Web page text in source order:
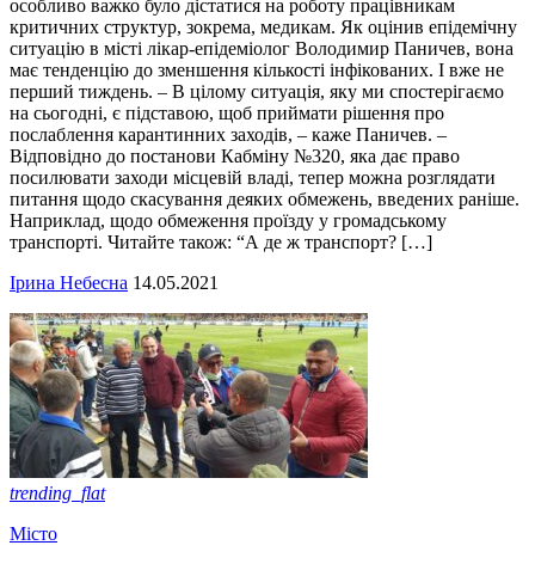
особливо важко було дістатися на роботу працівникам
критичних структур, зокрема, медикам. Як оцінив епідемічну
ситуацію в місті лікар-епідеміолог Володимир Паничев, вона
має тенденцію до зменшення кількості інфікованих. І вже не
перший тиждень. – В цілому ситуація, яку ми спостерігаємо
на сьогодні, є підставою, щоб приймати рішення про
послаблення карантинних заходів, – каже Паничев. –
Відповідно до постанови Кабміну №320, яка дає право
посилювати заходи місцевій владі, тепер можна розглядати
питання щодо скасування деяких обмежень, введених раніше.
Наприклад, щодо обмеження проїзду у громадському
транспорті. Читайте також: “А де ж транспорт? […]
Ірина Небесна 14.05.2021
trending_flat
Місто